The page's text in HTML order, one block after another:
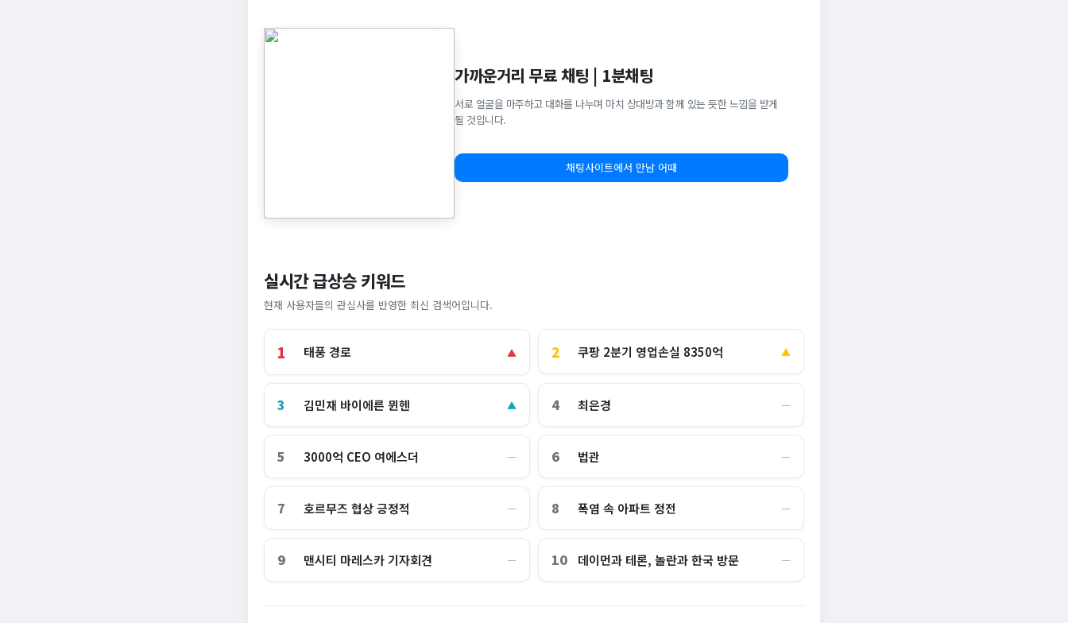
가까운거리 무료 채팅 | 1분채팅
서로 얼굴을 마주하고 대화를 나누며 마치 상대방과 함께 있는 듯한 느낌을 받게
될 것입니다.
채팅사이트에서 만남 어때
실시간 급상승 키워드
현재 사용자들의 관심사를 반영한 최신 검색어입니다.
1 태풍 경로 ▲ 2 쿠팡 2분기 영업손실 8350억 ▲
3 김민재 바이에른 뮌헨 ▲ 4 최은경 ―
5 3000억 CEO 여에스더 ― 6 법관 ―
7 호르무즈 협상 긍정적 ― 8 폭염 속 아파트 정전 ―
9 맨시티 마레스카 기자회견 ― 10 데이먼과 테론, 놀란과 한국 방문 ―